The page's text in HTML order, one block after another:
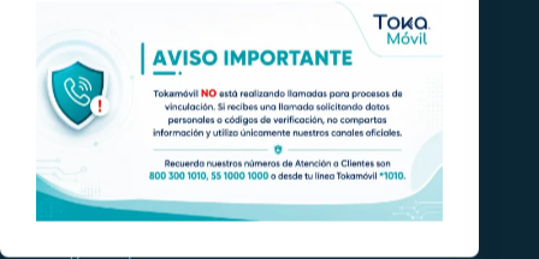
1. Información regulatoria y obligaciones del
concesionario
Marcación nacional a 10 dígitos
911 emergencias